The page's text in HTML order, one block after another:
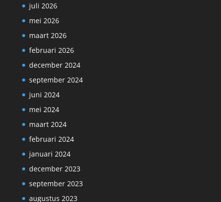
juli 2026
mei 2026
maart 2026
februari 2026
december 2024
september 2024
juni 2024
mei 2024
maart 2024
februari 2024
januari 2024
december 2023
september 2023
augustus 2023